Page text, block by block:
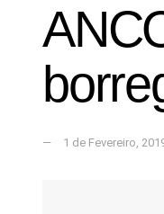
1 de Fevereiro,